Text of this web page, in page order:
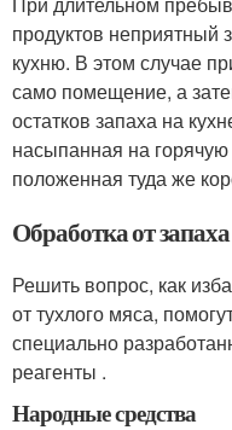
продуктов неприятный
кухню. В этом случае
само помещение, а
остатков запаха на
насыпанная на
положенная туда же
Обработка от запаха
Решить вопрос, как
от тухлого мяса,
специально
реагенты .
Народные средства